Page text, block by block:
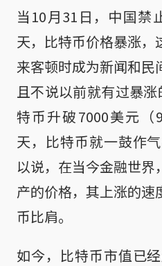
当10月31日，中国禁
天，比特币价格暴涨
来客顿时成为新闻和民
且不说以前就有过暴
特币升破7000美元（
天，比特币就一鼓作
以说，在当今金融世
产的价格，其上涨的速
币比肩。
如今，比特币市值已